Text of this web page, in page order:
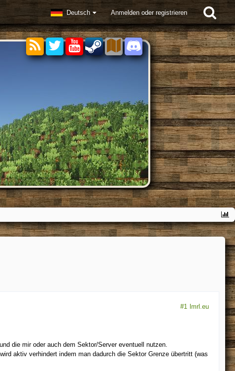
Deutsch Anmelden oder registrieren
#1 lmrl.eu
die mir oder auch dem Sektor/Server eventuell nutzen.
aktiv verhindert indem man dadurch die Sektor Grenze übertritt (was